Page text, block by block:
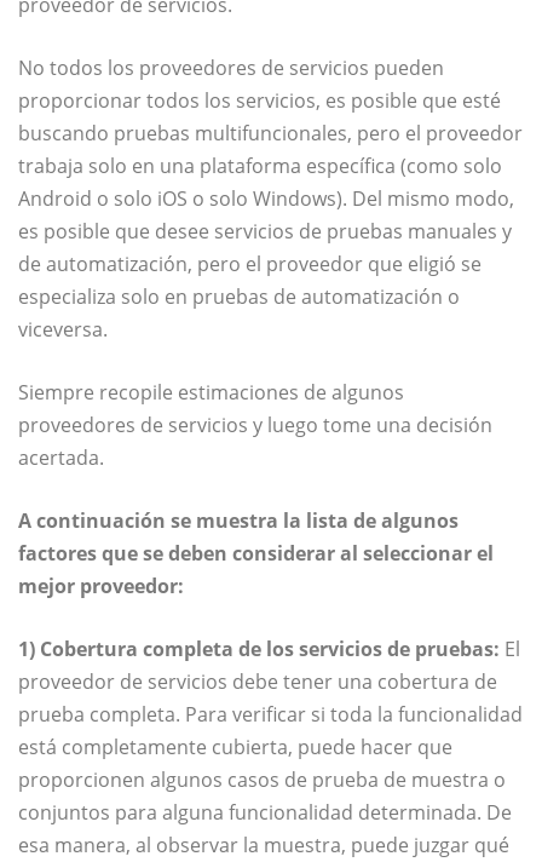
No todos los proveedores de servicios pueden
proporcionar todos los servicios, es posible que esté
buscando pruebas multifuncionales, pero el proveedor
trabaja solo en una plataforma específica (como solo
Android o solo iOS o solo Windows). Del mismo modo,
es posible que desee servicios de pruebas manuales y
de automatización, pero el proveedor que eligió se
especializa solo en pruebas de automatización o
viceversa.
Siempre recopile estimaciones de algunos
proveedores de servicios y luego tome una decisión
acertada.
A continuación se muestra la lista de algunos
factores que se deben considerar al seleccionar el
mejor proveedor:
1) Cobertura completa de los servicios de pruebas: El
proveedor de servicios debe tener una cobertura de
prueba completa. Para verificar si toda la funcionalidad
está completamente cubierta, puede hacer que
proporcionen algunos casos de prueba de muestra o
conjuntos para alguna funcionalidad determinada. De
esa manera, al observar la muestra, puede juzgar qué